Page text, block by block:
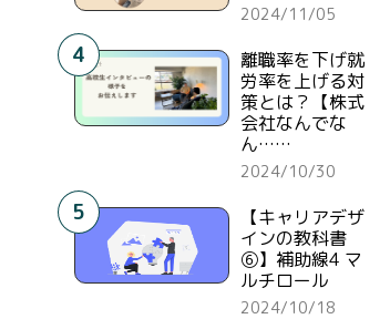
2024/11/05
4
離職率を下げ就
労率を上げる対
策とは？【株式
会社なんでな
ん……
2024/10/30
5
【キャリアデザ
インの教科書
⑥】補助線4 マ
ルチロール
2024/10/18